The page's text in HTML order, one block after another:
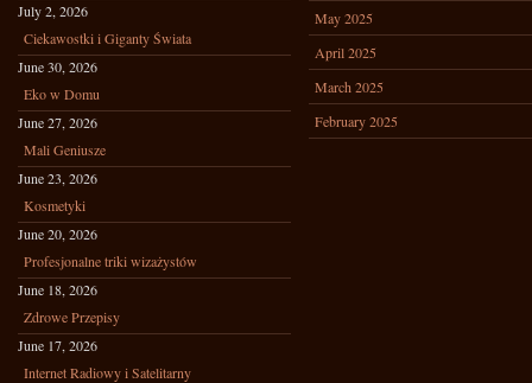
July 2, 2026
Ciekawostki i Giganty Świata
June 30, 2026
Eko w Domu
June 27, 2026
Mali Geniusze
June 23, 2026
Kosmetyki
June 20, 2026
Profesjonalne triki wizażystów
June 18, 2026
Zdrowe Przepisy
June 17, 2026
Internet Radiowy i Satelitarny
May 2025
April 2025
March 2025
February 2025